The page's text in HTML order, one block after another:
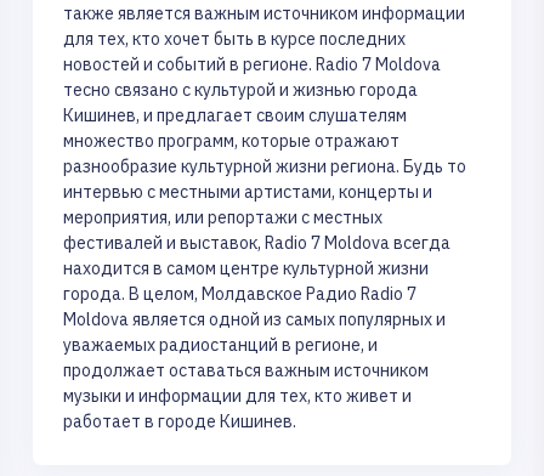
также является важным источником информации
для тех, кто хочет быть в курсе последних
новостей и событий в регионе. Radio 7 Moldova
тесно связано с культурой и жизнью города
Кишинев, и предлагает своим слушателям
множество программ, которые отражают
разнообразие культурной жизни региона. Будь то
интервью с местными артистами, концерты и
мероприятия, или репортажи с местных
фестивалей и выставок, Radio 7 Moldova всегда
находится в самом центре культурной жизни
города. В целом, Молдавское Радио Radio 7
Moldova является одной из самых популярных и
уважаемых радиостанций в регионе, и
продолжает оставаться важным источником
музыки и информации для тех, кто живет и
работает в городе Кишинев.